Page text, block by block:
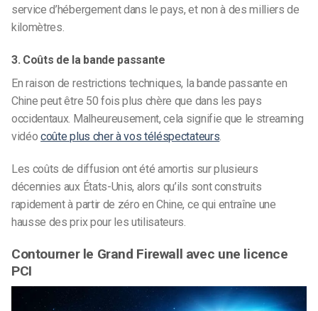
service d’hébergement dans le pays, et non à des milliers de
kilomètres.
3. Coûts de la bande passante
En raison de restrictions techniques, la bande passante en
Chine peut être 50 fois plus chère que dans les pays
occidentaux. Malheureusement, cela signifie que le streaming
vidéocoûte plus cher à vos téléspectateurs.
Les coûts de diffusion ont été amortis sur plusieurs
décennies aux États-Unis, alors qu’ils sont construits
rapidement à partir de zéro en Chine, ce qui entraîne une
hausse des prix pour les utilisateurs.
Contourner le Grand Firewall avec une licence
PCI